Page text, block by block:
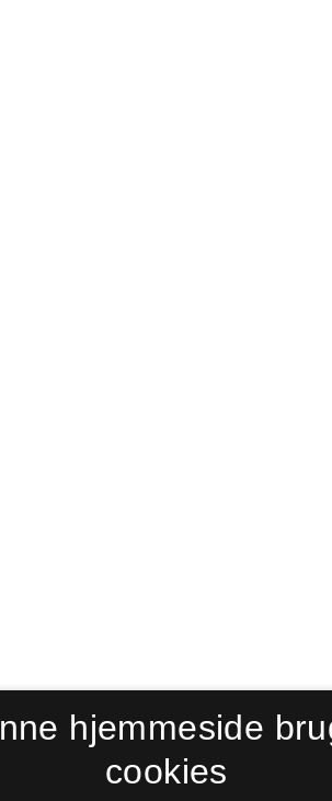
hjemmeside
cookies